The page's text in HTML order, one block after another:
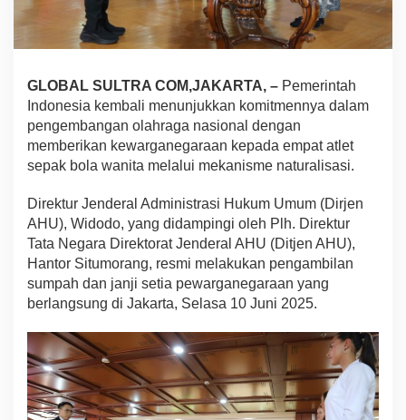
e
s
m
a
d
i
r
i
w
n
t
u
T
i
m
a
s
GLOBAL SULTRA COM,JAKARTA, – Pemerintah
Indonesia kembali menunjukkan komitmennya dalam
pengembangan olahraga nasional dengan
memberikan kewarganegaraan kepada empat atlet
sepak bola wanita melalui mekanisme naturalisasi.
Direktur Jenderal Administrasi Hukum Umum (Dirjen
AHU), Widodo, yang didampingi oleh Plh. Direktur
Tata Negara Direktorat Jenderal AHU (Ditjen AHU),
Hantor Situmorang, resmi melakukan pengambilan
sumpah dan janji setia pewarganegaraan yang
berlangsung di Jakarta, Selasa 10 Juni 2025.